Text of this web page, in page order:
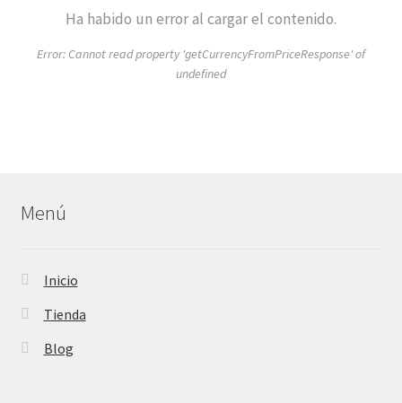
Ha habido un error al cargar el contenido.
Error: Cannot read property 'getCurrencyFromPriceResponse' of
undefined
Menú
Inicio
Tienda
Blog